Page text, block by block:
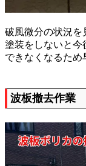
破風微分の状況を
塗装をしないと今
できなくなるため
波板撤去作業